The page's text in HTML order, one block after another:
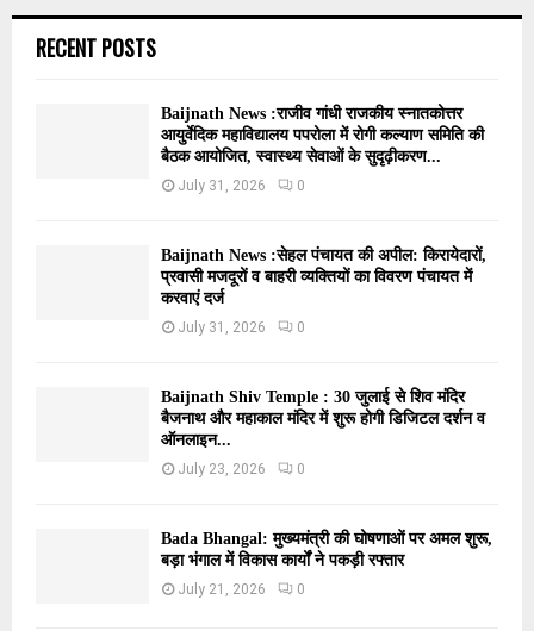
RECENT POSTS
Baijnath News :राजीव गांधी राजकीय स्नातकोत्तर
आयुर्वेदिक महाविद्यालय पपरोला में रोगी कल्याण समिति की
बैठक आयोजित, स्वास्थ्य सेवाओं के सुदृढ़ीकरण...
July 31, 2026 0
Baijnath News :सेहल पंचायत की अपील: किरायेदारों,
प्रवासी मजदूरों व बाहरी व्यक्तियों का विवरण पंचायत में
करवाएं दर्ज
July 31, 2026 0
Baijnath Shiv Temple : 30 जुलाई से शिव मंदिर
बैजनाथ और महाकाल मंदिर में शुरू होगी डिजिटल दर्शन व
ऑनलाइन...
July 23, 2026 0
Bada Bhangal: मुख्यमंत्री की घोषणाओं पर अमल शुरू,
बड़ा भंगाल में विकास कार्यों ने पकड़ी रफ्तार
July 21, 2026 0